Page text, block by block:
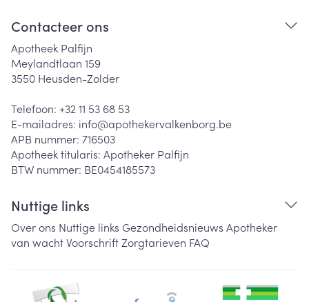
Contacteer ons
Apotheek Palfijn
Meylandtlaan 159
3550 Heusden-Zolder
Telefoon: +32 11 53 68 53
E-mailadres: info@apothekervalkenborg.be
APB nummer: 716503
Apotheek titularis: Apotheker Palfijn
BTW nummer: BE0454185573
Nuttige links
Over ons Nuttige links Gezondheidsnieuws Apotheker
van wachtVoorschriftZorgtarieven FAQ